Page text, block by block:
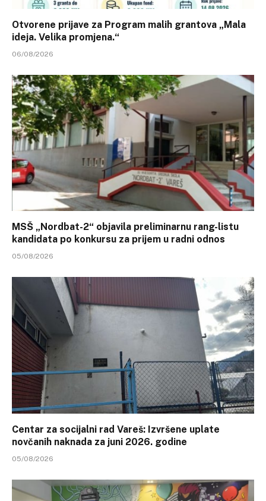
Otvorene prijave za Program malih grantova „Mala
ideja. Velika promjena.“
06/08/2026
MSŠ „Nordbat-2“ objavila preliminarnu rang-listu
kandidata po konkursu za prijem u radni odnos
05/08/2026
Centar za socijalni rad Vareš: Izvršene uplate
novčanih naknada za juni 2026. godine
05/08/2026